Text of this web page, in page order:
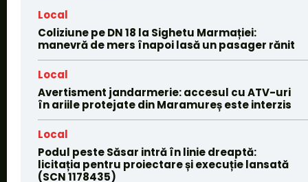
Local
Coliziune pe DN 18 la Sighetu Marmației:
manevră de mers înapoi lasă un pasager rănit
Local
Avertisment jandarmerie: accesul cu ATV-uri
în ariile protejate din Maramureș este interzis
Local
Podul peste Săsar intră în linie dreaptă:
licitația pentru proiectare și execuție lansată
(SCN 1178435)